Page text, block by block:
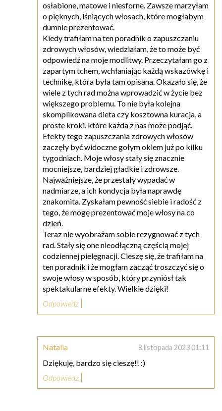
osłabione, matowe i niesforne. Zawsze marzyłam
o pięknych, lśniących włosach, które mogłabym
dumnie prezentować.
Kiedy trafiłam na ten poradnik o zapuszczaniu
zdrowych włosów, wiedziałam, że to może być
odpowiedź na moje modlitwy. Przeczytałam go z
zapartym tchem, wchłaniając każdą wskazówkę i
technikę, która była tam opisana. Okazało się, że
wiele z tych rad można wprowadzić w życie bez
większego problemu. To nie była kolejna
skomplikowana dieta czy kosztowna kuracja, a
proste kroki, które każda z nas może podjąć.
Efekty tego zapuszczania zdrowych włosów
zaczęły być widoczne gołym okiem już po kilku
tygodniach. Moje włosy stały się znacznie
mocniejsze, bardziej gładkie i zdrowsze.
Najważniejsze, że przestały wypadać w
nadmiarze, a ich kondycja była naprawdę
znakomita. Zyskałam pewność siebie i radość z
tego, że mogę prezentować moje włosy na co
dzień.
Teraz nie wyobrażam sobie rezygnować z tych
rad. Stały się one nieodłączną częścią mojej
codziennej pielęgnacji. Cieszę się, że trafiłam na
ten poradnik i że mogłam zacząć troszczyć się o
swoje włosy w sposób, który przyniósł tak
spektakularne efekty. Wielkie dzięki!
Odpowiedz
Natalia 8 listopada 2023 01:11
Dziękuję, bardzo się cieszę!! :)
Odpowiedz